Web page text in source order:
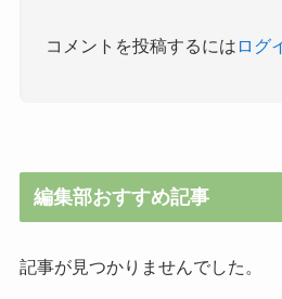
コメントを投稿するには ログ
編集部おすすめ記事
記事が見つかりませんでした。